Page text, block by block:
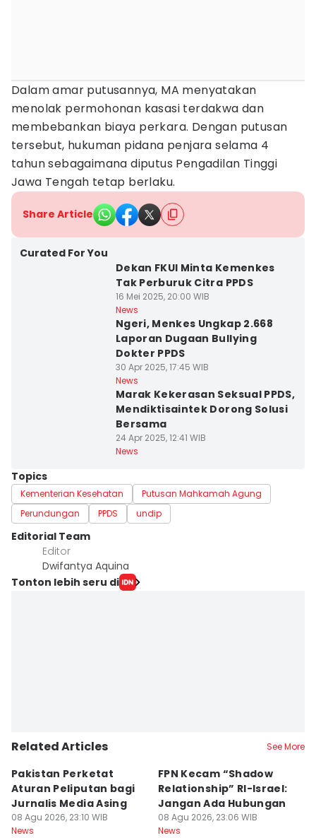
Dalam amar putusannya, MA menyatakan
menolak permohonan kasasi terdakwa dan
membebankan biaya perkara. Dengan putusan
tersebut, hukuman pidana penjara selama 4
tahun sebagaimana diputus Pengadilan Tinggi
Jawa Tengah tetap berlaku.
Share Article
Curated For You
Dekan FKUI Minta Kemenkes
Tak Perburuk Citra PPDS
16 Mei 2025, 20:00 WIB
News
Ngeri, Menkes Ungkap 2.668
Laporan Dugaan Bullying
Dokter PPDS
30 Apr 2025, 17:45 WIB
News
Marak Kekerasan Seksual PPDS,
Mendiktisaintek Dorong Solusi
Bersama
24 Apr 2025, 12:41 WIB
News
Topics
Kementerian Kesehatan
Putusan Mahkamah Agung
Perundungan
PPDS undip
Editorial Team
Editor
Dwifantya Aquina
Tonton lebih seru di
Related Articles See More
Pakistan Perketat
Aturan Peliputan bagi
Jurnalis Media Asing
08 Agu 2026, 23:10 WIB
News
FPN Kecam “Shadow
Relationship” RI-Israel:
Jangan Ada Hubungan
08 Agu 2026, 23:06 WIB
News